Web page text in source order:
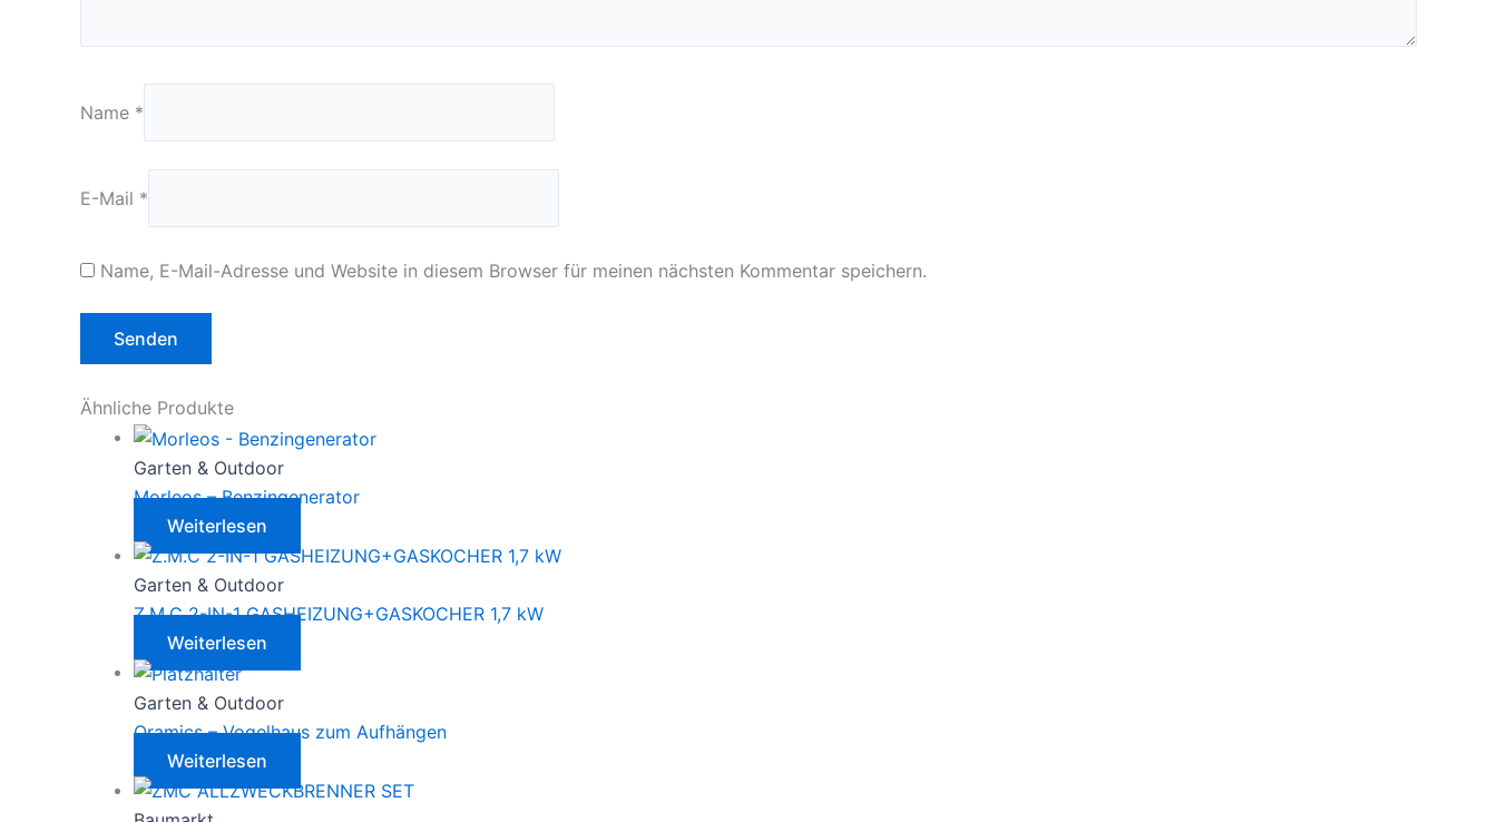
Name *
E-Mail *
Name, E-Mail-Adresse und Website in diesem Browser für meinen nächsten Kommentar speichern.
Ähnliche Produkte
Garten & Outdoor
Morleos – Benzingenerator
Weiterlesen
Garten & Outdoor
Z.M.C 2-IN-1 GASHEIZUNG+GASKOCHER 1,7 kW
Weiterlesen
Garten & Outdoor
Oramics – Vogelhaus zum Aufhängen
Weiterlesen